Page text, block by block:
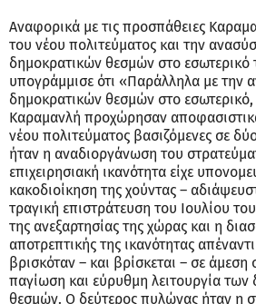
Αναφορικά με τις προσπάθειες
του νέου πολιτεύματος και την
δημοκρατικών θεσμών στο εσωτερικό
υπογράμμισε ότι «Παράλληλα με την
δημοκρατικών θεσμών στο εσωτερικό,
Καραμανλή προχώρησαν
νέου πολιτεύματος βασιζόμενες σε
ήταν η αναδιοργάνωση του
επιχειρησιακή ικανότητα είχε
κακοδιοίκηση της χούντας –
τραγική επιστράτευση του Ιουλίου
της ανεξαρτησίας της χώρας και η
αποτρεπτικής της ικανότητας
βρισκόταν – και βρίσκεται – σε
παγίωση και εύρυθμη λειτουργία των
θεσμών. Ο δεύτερος πυλώνας ήταν η